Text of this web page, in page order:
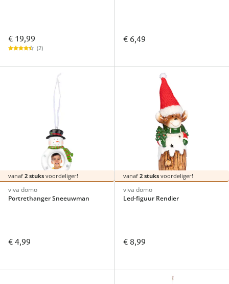
€ 19,99
(2)
€ 6,49
vanaf 2 stuks voordeliger!
viva domo
Portrethanger Sneeuwman
€ 4,99
vanaf 2 stuksvoordeliger!
viva domo
Led-figuur Rendier
€ 8,99